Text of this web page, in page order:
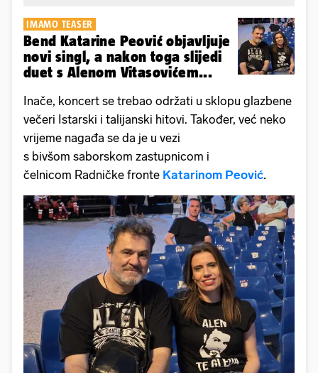
IMAMO TEASER
Bend Katarine Peović objavljuje
novi singl, a nakon toga slijedi
duet s Alenom Vitasovićem...
Inače, koncert se trebao održati u sklopu glazbene
večeri Istarski i talijanski hitovi. Također, već neko
vrijeme nagađa se da je u vezi
s bivšom saborskom zastupnicom i
čelnicom Radničke fronte Katarinom Peović.